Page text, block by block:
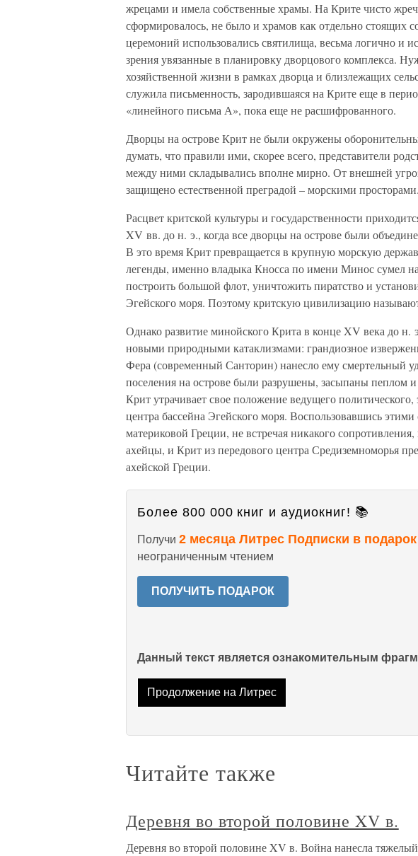
жрецами и имела собственные храмы. На Крите чисто
сформировалось, не было и храмов как отдельно стоящих
церемоний использовались святилища, весьма логично и
зрения увязанные в планировку дворцового комплекса.
хозяйственной жизни в рамках дворца и близлежащих
служила письменность, зародившаяся на Крите еще в
«линейного письма А», пока еще не расшифрованного.
Дворцы на острове Крит не были окружены
думать, что правили ими, скорее всего, представители
между ними складывались вполне мирно. От внешней
защищено естественной преградой – морскими просторами.
Расцвет критской культуры и государственности
XV вв. до н. э., когда все дворцы на острове были
В это время Крит превращается в крупную морскую
легенды, именно владыка Кносса по имени Минос сумел
построить большой флот, уничтожить пиратство и
Эгейского моря. Поэтому критскую цивилизацию
Однако развитие минойского Крита в конце XV века до
новыми природными катаклизмами: грандиозное
Фера (современный Санторин) нанесло ему смертельный
поселения на острове были разрушены, засыпаны пеплом
Крит утрачивает свое положение ведущего политического,
центра бассейна Эгейского моря. Воспользовавшись
материковой Греции, не встречая никакого
ахейцы, и Крит из передового центра Средиземноморья
ахейской Греции.
Более 800 000 книг и аудиокниг! 📚
Получи 2 месяца Литрес Подписки в подарок
неограниченным чтением
ПОЛУЧИТЬ ПОДАРОК
Данный текст является ознакомительным
Продолжение на Литрес
Читайте также
Деревня во второй половине XV в.
Деревня во второй половине XV в. Война нанесла